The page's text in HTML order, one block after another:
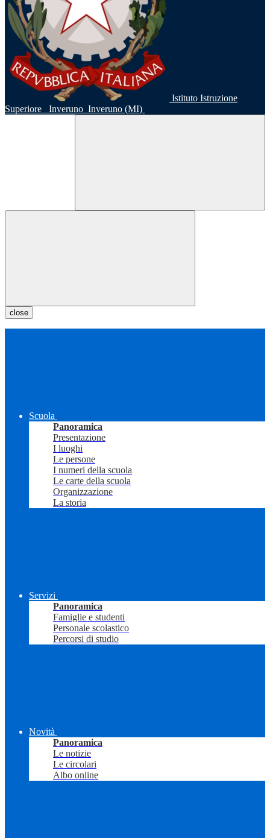
Istituto Istruzione
Superiore
Inveruno Inveruno (MI)
close
Scuola
Panoramica
Presentazione
I luoghi
Le persone
I numeri della scuola
Le carte della scuola
Organizzazione
La storia
Servizi
Panoramica
Famiglie e studenti
Personale scolastico
Percorsi di studio
Novità
Panoramica
Le notizie
Le circolari
Albo online